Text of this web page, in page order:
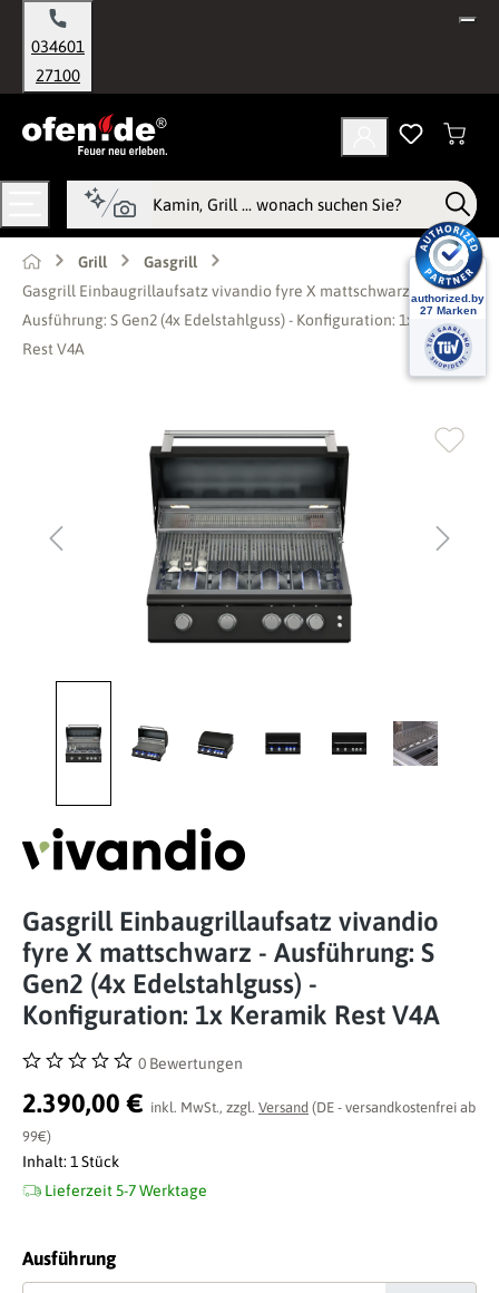
springen
034601
27100
Grill
Gasgrill
Gasgrill Einbaugrillaufsatz vivandio fyre X mattschwarz -
Ausführung: S Gen2 (4x Edelstahlguss) - Konfiguration: 1x Keramik
Rest V4A
Gasgrill Einbaugrillaufsatz vivandio
fyre X mattschwarz - Ausführung: S
Gen2 (4x Edelstahlguss) -
Konfiguration: 1x Keramik Rest V4A
Durchschnittliche Bewertung von 0 von 5 Sternen
0 Bewertungen
2.390,00 € inkl. MwSt., zzgl. Versand (DE - versandkostenfrei ab
99€)
Inhalt: 1 Stück
Lieferzeit 5-7 Werktage
Ausführungauswählen